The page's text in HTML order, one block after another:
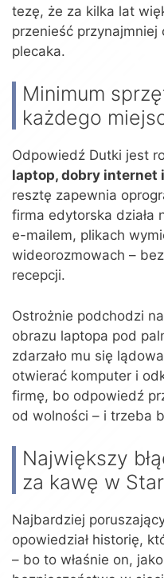
tezę, że za kilka lat
przenieść
plecaka.
Minimum
każdego
Odpowiedź Dutki jest
laptop, dobry internet
resztę zapewnia
firma edytorska działa
e-mailem, plikach
wideorozmowach –
recepcji.
Ostrożnie podchodzi
obrazu laptopa pod
zdarzało mu się
otwierać komputer i
firmę, bo odpowiedź
od wolności – i trzeba
Największy
za kawę w
Najbardziej
opowiedział historię,
– bo to właśnie on,